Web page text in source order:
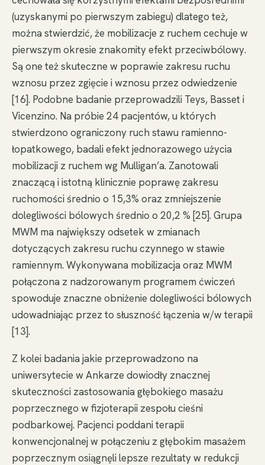
(uzyskanymi po pierwszym zabiegu) dlatego też,
można stwierdzić, że mobilizacje z ruchem cechuje w
pierwszym okresie znakomity efekt przeciwbólowy.
Są one też skuteczne w poprawie zakresu ruchu
wznosu przez zgięcie i wznosu przez odwiedzenie
[16]. Podobne badanie przeprowadzili Teys, Basset i
Vicenzino. Na próbie 24 pacjentów, u których
stwierdzono ograniczony ruch stawu ramienno-
łopatkowego, badali efekt jednorazowego użycia
mobilizacji z ruchem wg Mulligan’a. Zanotowali
znaczącą i istotną klinicznie poprawę zakresu
ruchomości średnio o 15,3% oraz zmniejszenie
dolegliwości bólowych średnio o 20,2 % [25]. Grupa
MWM ma największy odsetek w zmianach
dotyczących zakresu ruchu czynnego w stawie
ramiennym. Wykonywana mobilizacja oraz MWM
połączona z nadzorowanym programem ćwiczeń
spowoduje znaczne obniżenie dolegliwości bólowych
udowadniając przez to słuszność łączenia w/w terapii
[13].
Z kolei badania jakie przeprowadzono na
uniwersytecie w Ankarze dowiodły znacznej
skuteczności zastosowania głębokiego masażu
poprzecznego w fizjoterapii zespołu cieśni
podbarkowej. Pacjenci poddani terapii
konwencjonalnej w połączeniu z głębokim masażem
poprzecznym osiągnęli lepsze rezultaty w redukcji